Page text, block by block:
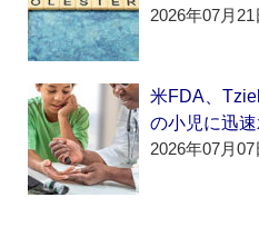
2026年07月21
米FDA、
の小児に迅
2026年07月07